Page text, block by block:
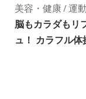
美容・健康 / 運
脳もカラダもリ
ュ！ カラフル体